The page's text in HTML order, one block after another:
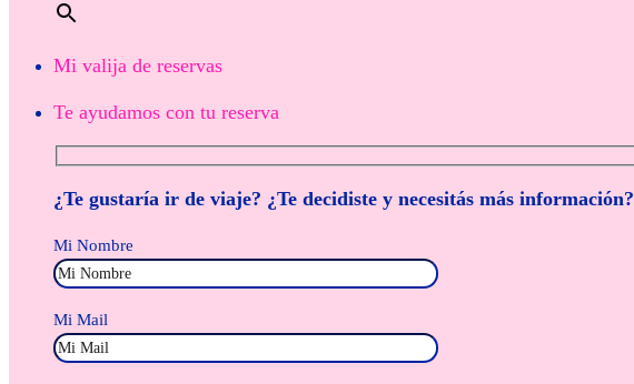
Mi valija de reservas
Te ayudamos con tu reserva
¿Te gustaría ir de viaje? ¿Te decidiste y necesitás más información?
Mi Nombre
Mi Mail